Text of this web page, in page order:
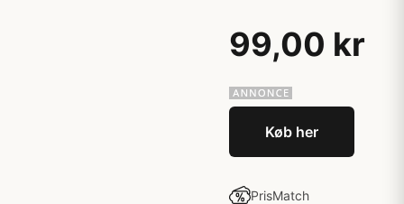
99,00 kr
Køb her
PrisMatch